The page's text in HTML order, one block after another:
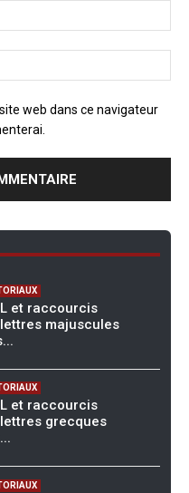
web dans ce navigateur
et raccourcis
majuscules
et raccourcis
grecques